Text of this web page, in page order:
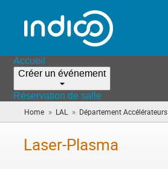
Accueil
Créer un événement
Réservation de salle
Home » LAL » Département Accélérateurs
Laser-Plasma